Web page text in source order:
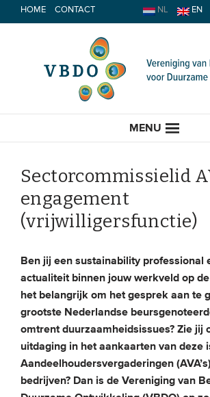
Spring
naar
HOME CONTACT NL EN
MENU
Nieuws
Opinie
EVENEMENTEN
Van de VBDO
Van leden & partners
Sectorcommissielid
engagement
(vrijwilligersfunctie)
Ben jij een sustainability professional
actualiteit binnen jouw werkveld op
het belangrijk om het gesprek aan te
grootste Nederlandse
omtrent duurzaamheidsissues? Zie jij
uitdaging in het aankaarten van deze
Aandeelhoudersvergaderingen
bedrijven? Dan is de Vereniging van